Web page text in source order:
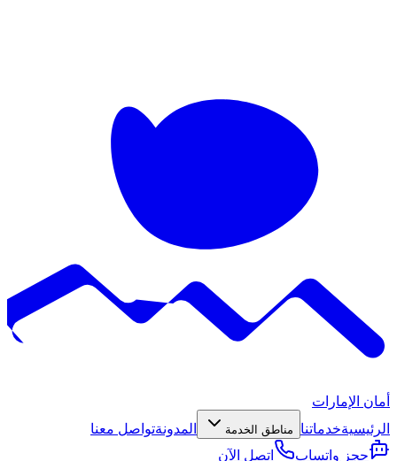
أمان الإمارات
الرئيسيةخدماتنا مناطق الخدمة المدونةتواصل معنا
حجز واتساب
اتصل الآن